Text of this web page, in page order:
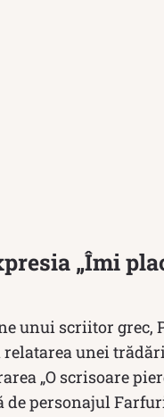
„Îmi
unui scriitor grec,
unei
„O scrisoare
personajul